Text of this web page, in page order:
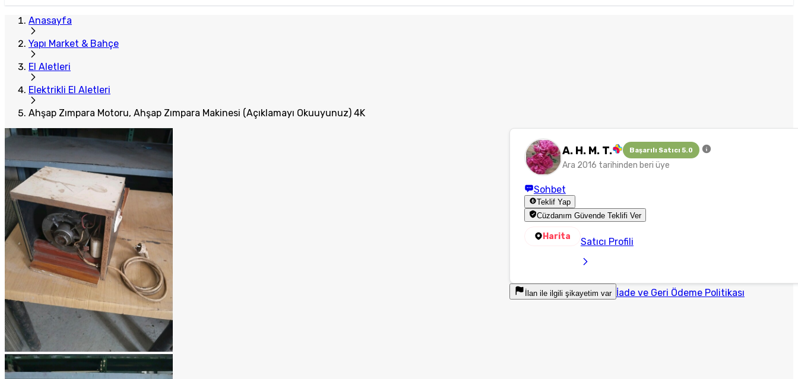
Anasayfa
Yapı Market & Bahçe
El Aletleri
Elektrikli El Aletleri
Ahşap Zımpara Motoru, Ahşap Zımpara Makinesi (Açıklamayı Okuuyunuz) 4K
A. H. M. T. Başarılı Satıcı 5.0
Ara 2016 tarihinden beri üye
Sohbet
Teklif Yap
Cüzdanım Güvende Teklifi Ver
Harita Satıcı Profili
İlan ile ilgili şikayetim var İade ve Geri Ödeme Politikası